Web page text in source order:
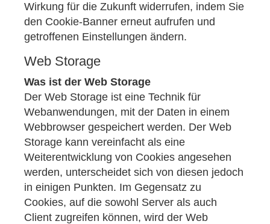
Wirkung für die Zukunft widerrufen, indem Sie
den Cookie-Banner erneut aufrufen und
getroffenen Einstellungen ändern.
Web Storage
Was ist der Web Storage
Der Web Storage ist eine Technik für
Webanwendungen, mit der Daten in einem
Webbrowser gespeichert werden. Der Web
Storage kann vereinfacht als eine
Weiterentwicklung von Cookies angesehen
werden, unterscheidet sich von diesen jedoch
in einigen Punkten. Im Gegensatz zu
Cookies, auf die sowohl Server als auch
Client zugreifen können, wird der Web